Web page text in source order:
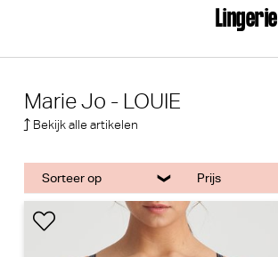
Lingerie
Marie Jo - LOUIE
Bekijk alle artikelen
Sorteer op Prijs